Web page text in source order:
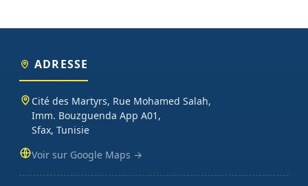
ADRESSE
Cité des Martyrs, Rue Mohamed Salah,
Imm. Bouzguenda App A01,
Sfax, Tunisie
Voir sur Google Maps →